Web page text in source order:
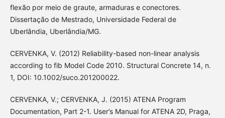
flexão por meio de graute, armaduras e conectores.
Dissertação de Mestrado, Universidade Federal de
Uberlândia, Uberlândia/MG.
CERVENKA, V. (2012) Reliability-based non-linear analysis
according to fib Model Code 2010. Structural Concrete 14, n.
1, DOI: 10.1002/suco.201200022.
CERVENKA, V.; CERVENKA, J. (2015) ATENA Program
Documentation, Part 2-1. User’s Manual for ATENA 2D, Praga,